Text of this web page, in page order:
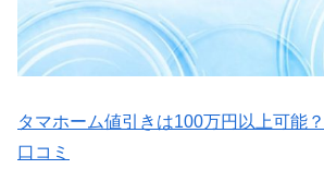
タマホーム値引きは100万円以上可能
口コミ